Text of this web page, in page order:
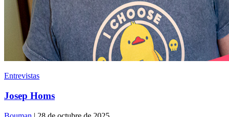
Entrevistas
Josep Homs